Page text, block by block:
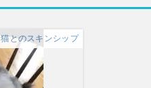
猫とのスキンシップ